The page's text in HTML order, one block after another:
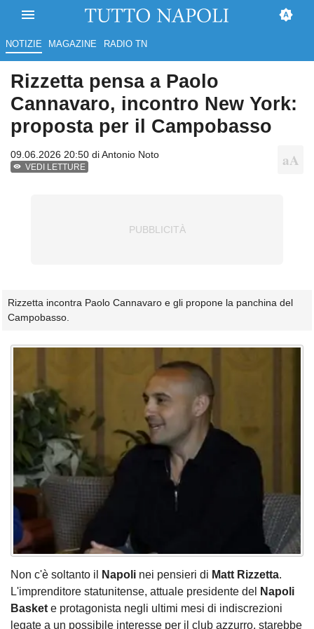
NOTIZIE MAGAZINE RADIO TN
Rizzetta pensa a Paolo
Cannavaro, incontro New York:
proposta per il Campobasso
09.06.2026 20:50 diAntonio Noto
VEDI LETTURE
Rizzetta incontra Paolo Cannavaro e gli propone la panchina del
Campobasso.
Non c'è soltanto il Napoli nei pensieri di Matt Rizzetta.
L'imprenditore statunitense, attuale presidente del
Napoli
Basket e protagonista negli ultimi mesi di indiscrezioni
legate a un possibile interesse per il club azzurro, starebbe